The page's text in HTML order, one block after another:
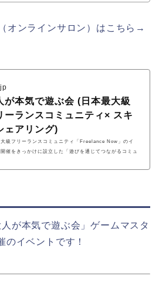
オンラインサロン）はこちら→
が本気で遊ぶ会 (日本最大級
ーランスコミュニティ× スキ
ェアリング)
大級フリーランスコミュニティ「Freelance Now」のイ
催をきっかけに設立した「遊びを通じてつながるコミュ
「スキルシェアリング」・「メンバー間での業務委託契
が本気で遊ぶ会」ゲームマスタ
のイベントです！